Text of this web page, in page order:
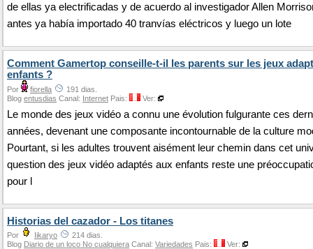
de ellas ya electrificadas y de acuerdo al investigador Allen
antes ya había importado 40 tranvías eléctricos y luego un lote
Comment Gamertop conseille-t-il les parents sur les jeux
enfants ?
Por fiorella
191 dias.
Blog entusdias Canal: Internet Pais: Ver:
Le monde des jeux vidéo a connu une évolution fulgurante ces
années, devenant une composante incontournable de la culture
Pourtant, si les adultes trouvent aisément leur chemin dans cet
question des jeux vidéo adaptés aux enfants reste une
pour l
Historias del cazador - Los titanes
Por Iikaryo
214 dias.
Blog Diario de un loco No cualquiera Canal: Variedades Pais: Ver: